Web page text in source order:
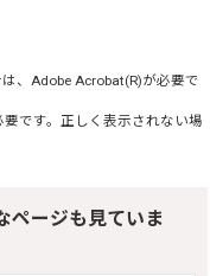
、Adobe Acrobat(R)が必要で
要です。正しく表示されない場
ページも見ていま